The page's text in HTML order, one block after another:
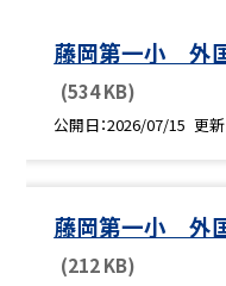
藤岡第一小 外
(534 KB)
公開日 2026/07/15 更
藤岡第一小 外
(212 KB)